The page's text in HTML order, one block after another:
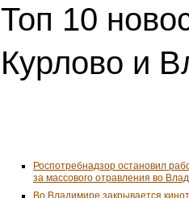
Топ 10
Курлово и
Роспотребнадзор остановил
за массового отравления во
Во Владимире закрывается